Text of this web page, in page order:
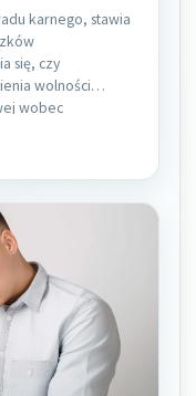
karnego, stawia
się, czy
wolności
wobec